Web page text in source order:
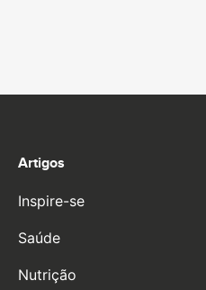
Artigos
Inspire-se
Saúde
Nutrição